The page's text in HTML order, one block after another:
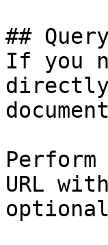
##
If you
URL